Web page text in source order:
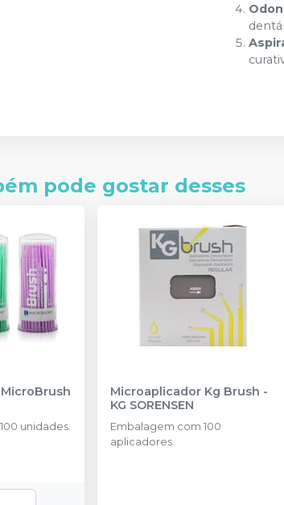
pode gostar desses
unidades.
Microaplicador Kg Brush -
KG SORENSEN
Embalagem com 100
aplicadores